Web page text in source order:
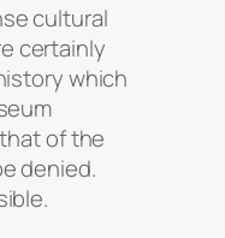
cultural
certainly
which
of the
denied.